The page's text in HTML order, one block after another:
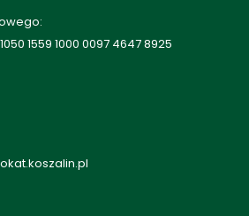
1559 1000 0097 4647 8925